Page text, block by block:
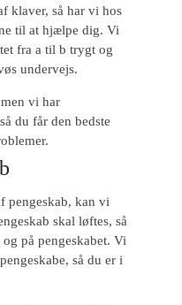
klaver, så har vi hos
til at hjælpe dig. Vi
fra a til b trygt og
undervejs.
vi har
du får den bedste
pengeskab, kan vi
skal løftes, så
på pengeskabet. Vi
så du er i